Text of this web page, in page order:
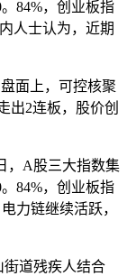
84%，创业板指
人士认为，近期
面上，可控核聚
出2连板，股价创
A股三大指数集
84%，创业板指
力链继续活跃，
道残疾人结合